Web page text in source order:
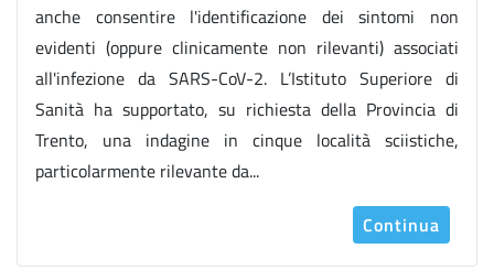
anche consentire l'identificazione dei sintomi non
evidenti (oppure clinicamente non rilevanti) associati
all'infezione da SARS-CoV-2. L’Istituto Superiore di
Sanità ha supportato, su richiesta della Provincia di
Trento, una indagine in cinque località sciistiche,
particolarmente rilevante da...
Continua